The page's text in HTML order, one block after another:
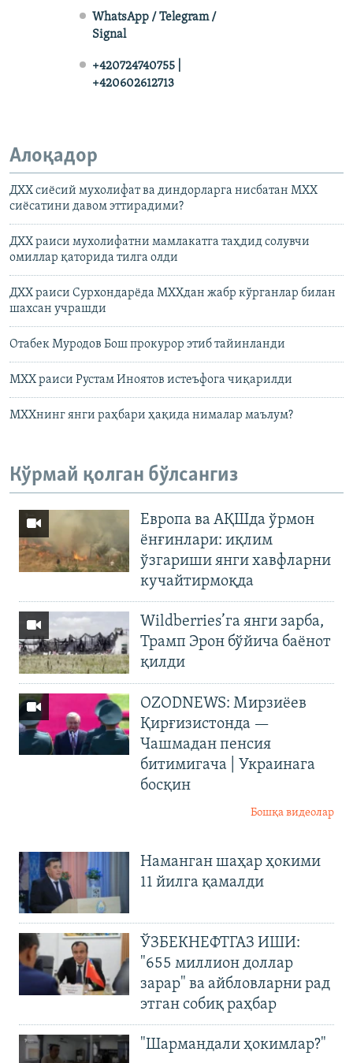
WhatsApp / Telegram /
Signal
+420724740755 |
+420602612713
Алоқадор
ДХХ сиëсий мухолифат ва диндорларга нисбатан МХХ
сиëсатини давом эттирадими?
ДХХ раиси мухолифатни мамлакатга таҳдид солувчи
омиллар қаторида тилга олди
ДХХ раиси Сурхондарёда МХХдан жабр кўрганлар билан
шахсан учрашди
Отабек Муродов Бош прокурор этиб тайинланди
МХХ раиси Рустам Иноятов иcтеъфога чиқарилди
МХХнинг янги раҳбари ҳақида нималар маълум?
Кўрмай қолган бўлсангиз
Европа ва АҚШда ўрмон
ёнғинлари: иқлим
ўзгариши янги хавфларни
кучайтирмоқда
Wildberries’га янги зарба,
Трамп Эрон бўйича баёнот
қилди
OZODNEWS: Мирзиёев
Қирғизистонда —
Чашмадан пенсия
битимигача | Украинага
босқин
Бошқа видеолар
Наманган шаҳар ҳокими
11 йилга қамалди
ЎЗБЕКНЕФТГАЗ ИШИ:
"655 миллион доллар
зарар" ва айбловларни рад
этган собиқ раҳбар
"Шармандали ҳокимлар?"